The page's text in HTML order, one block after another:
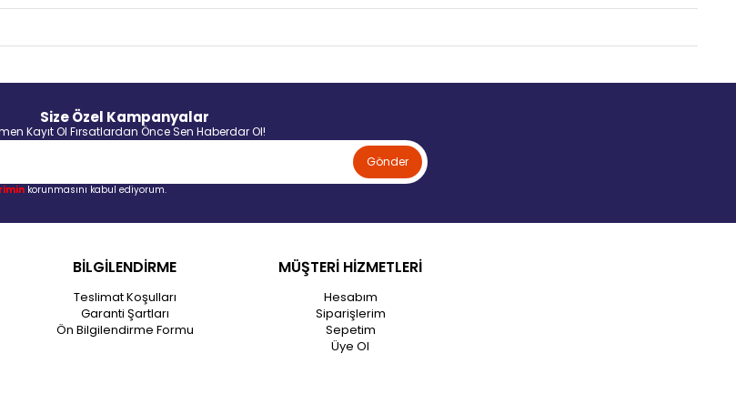
Size Özel Kampanyalar
Kayıt Ol Fırsatlardan Önce Sen Haberdar Ol!
Gönder
korunmasını kabul ediyorum.
BİLGİLENDİRME
Teslimat Koşulları
Garanti Şartları
Ön Bilgilendirme Formu
MÜŞTERİ HİZMETLERİ
Hesabım
Siparişlerim
Sepetim
Üye Ol